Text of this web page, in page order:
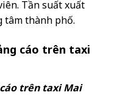
Tần suất xuất
tâm thành phố.
cáo trên taxi
trên taxi Mai